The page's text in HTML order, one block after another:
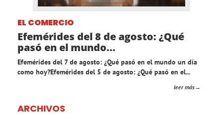
EL COMERCIO
Efemérides del 8 de agosto: ¿Qué
pasó en el mundo...
Efemérides del 7 de agosto: ¿Qué pasó en el mundo un día
como hoy?Efemérides del 5 de agosto: ¿Qué pasó en el...
leer más
ARCHIVOS